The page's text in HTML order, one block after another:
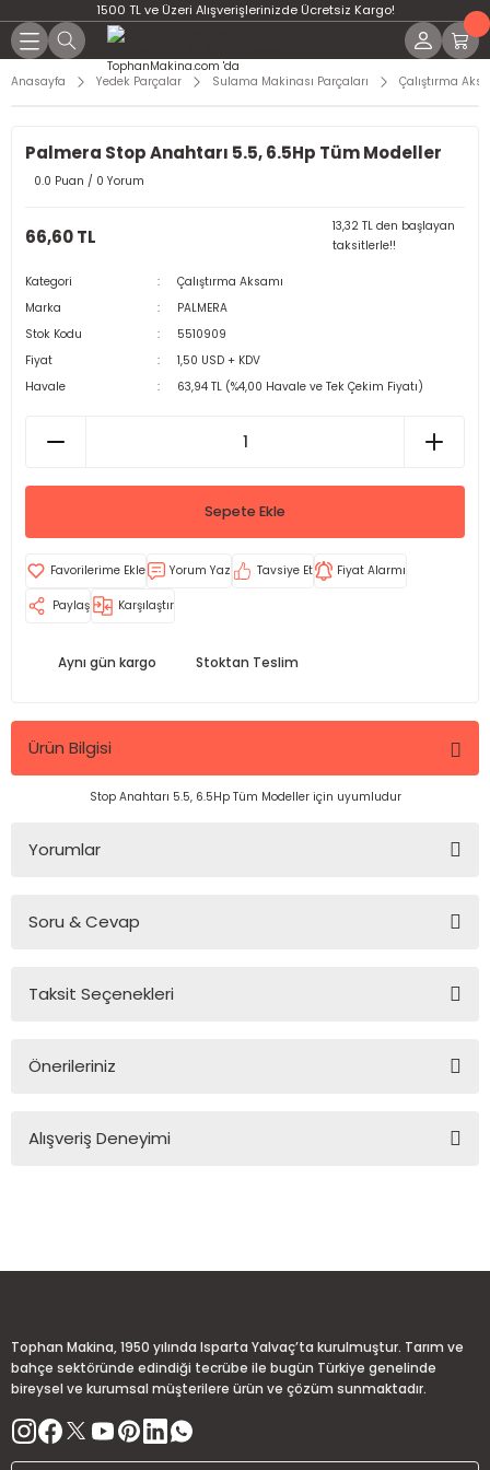
1500 TL ve Üzeri Alışverişlerinizde Ücretsiz Kargo!
Anasayfa Yedek Parçalar Sulama Makinası Parçaları Çalıştırma
Palmera Stop Anahtarı 5.5, 6.5Hp Tüm Modeller
0.0 Puan / 0 Yorum
66,60 TL
13,32 TL den başlayan
taksitlerle!!
Kategori
Çalıştırma Aksamı
Marka
PALMERA
Stok Kodu
5510909
Fiyat
1,50 USD + KDV
Havale
63,94 TL (%4,00 Havale ve Tek Çekim Fiyatı)
Sepete Ekle
Yorum Yaz Tavsiye Et Fiyat Alarmı
Paylaş Karşılaştır
Aynı gün kargo Stoktan Teslim
Ürün Bilgisi
Stop Anahtarı 5.5, 6.5Hp Tüm Modeller için uyumludur
Yorumlar
Soru & Cevap
Ürün hakkında henüz soru sorulmamış.
Taksit Seçenekleri
Önerileriniz
konularda yetersiz gördüğünüz noktaları öneri formunu
Bu ürüne benzer farklı alternatifler olmalı.
Alışveriş Deneyimi
Tophan Makina, 1950 yılında Isparta Yalvaç’ta kurulmuştur. Tarım ve
bahçe sektöründe edindiği tecrübe ile bugün Türkiye genelinde
bireysel ve kurumsal müşterilere ürün ve çözüm sunmaktadır.